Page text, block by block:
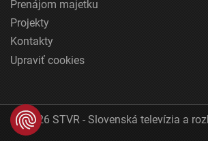
Prenájom majetku
Projekty
Kontakty
Upraviť cookies
© 2026 STVR - Slovenská televízia a